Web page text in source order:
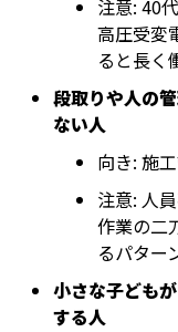
注意: 40
高圧受変
ると長く
段取りや人の
ない人
向き: 施
注意: 人
作業の二
るパター
小さな子ども
する人